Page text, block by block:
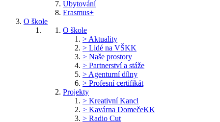
Ubytování
Erasmus+
O škole
O škole
> Aktuality
> Lidé na VŠKK
> Naše prostory
> Partnerství a stáže
> Agenturní dílny
> Profesní certifikát
Projekty
> Kreativní Kancl
> Kavárna DomečeKK
> Radio Cut